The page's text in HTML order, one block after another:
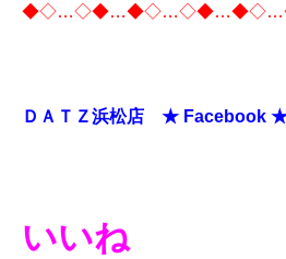
ＤＡＴＺ浜松店 ★ Facebook
いいね